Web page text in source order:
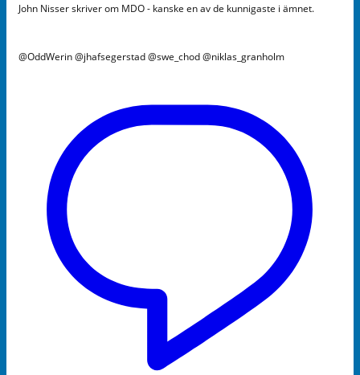
John Nisser skriver om MDO - kanske en av de kunnigaste i ämnet.
@OddWerin @jhafsegerstad @swe_chod @niklas_granholm